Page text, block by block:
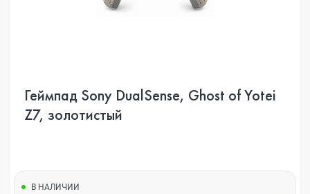
Геймпад Sony DualSense, Ghost of Yotei
Z7, золотистый
В НАЛИЧИИ